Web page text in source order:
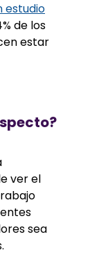
estudio
de los
estar
ver el
sea